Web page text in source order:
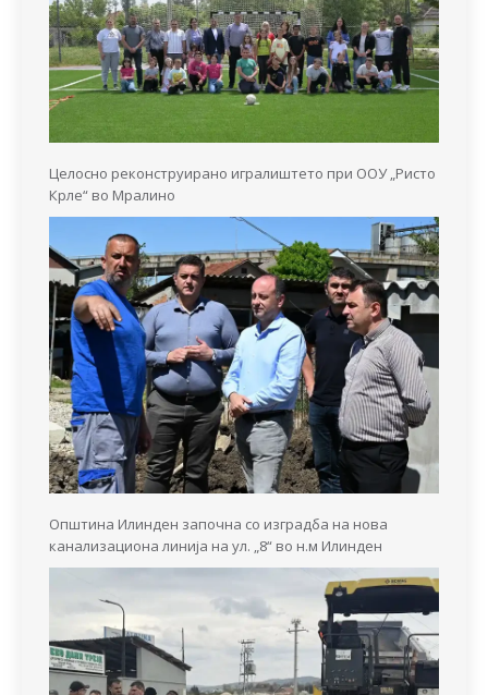
Целосно реконструирано игралиштето при ООУ „Ристо
Крле“ во Мралино
Општина Илинден започна со изградба на нова
канализациона линија на ул. „8“ во н.м Илинден